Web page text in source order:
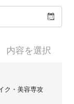
内容を選択
ク・美容専攻